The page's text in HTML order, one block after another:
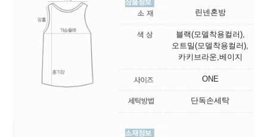
린넨혼방
블랙(모델착용컬러),
오트밀(모델착용컬러),
카키브라운,베이지
ONE
단독손세탁